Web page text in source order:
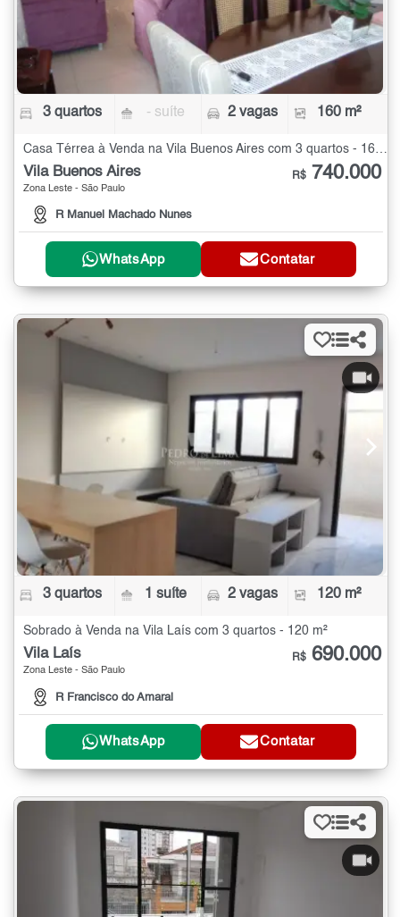
3 quartos - suíte 2 vagas 160 m²
Casa Térrea à Venda na Vila Buenos Aires com 3 quartos - 160 m²
Vila Buenos Aires
Zona Leste - São Paulo
R Manuel Machado Nunes
R$ 740.000
WhatsApp Contatar
3 quartos 1 suíte 2 vagas 120 m²
Sobrado à Venda na Vila Laís com 3 quartos - 120 m²
Vila Laís
Zona Leste - São Paulo
R Francisco do Amaral
R$ 690.000
WhatsApp Contatar